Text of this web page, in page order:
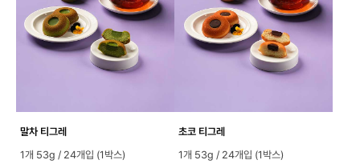
말차 티그레
1개 53g / 24개입 (1박스)
초코 티그레
1개 53g / 24개입 (1박스)